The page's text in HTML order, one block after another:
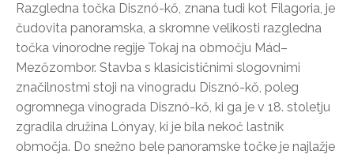
Razgledna točka Disznó-kő, znana tudi kot Filagoria, je
čudovita panoramska, a skromne velikosti razgledna
točka vinorodne regije Tokaj na območju Mád–
Mezőzombor. Stavba s klasicističnimi slogovnimi
značilnostmi stoji na vinogradu Disznó-kő, poleg
ogromnega vinograda Disznó-kő, ki ga je v 18. stoletju
zgradila družina Lónyay, ki je bila nekoč lastnik
območja. Do snežno bele panoramske točke je najlažje